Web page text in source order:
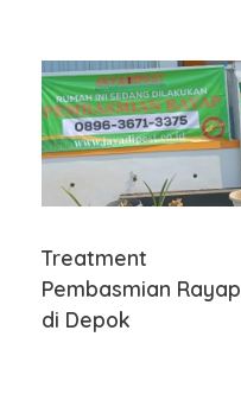
Treatment
Pembasmian Rayap
di Depok